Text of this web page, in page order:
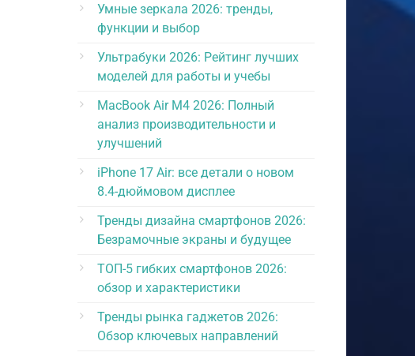
Умные зеркала 2026: тренды,
функции и выбор
Ультрабуки 2026: Рейтинг лучших
моделей для работы и учебы
MacBook Air M4 2026: Полный
анализ производительности и
улучшений
iPhone 17 Air: все детали о новом
8.4-дюймовом дисплее
Тренды дизайна смартфонов 2026:
Безрамочные экраны и будущее
ТОП-5 гибких смартфонов 2026:
обзор и характеристики
Тренды рынка гаджетов 2026:
Обзор ключевых направлений